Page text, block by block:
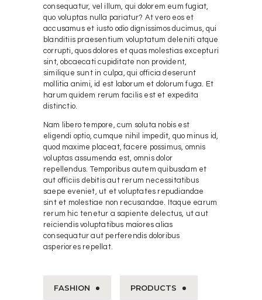
consequatur, vel illum, qui dolorem eum fugiat,
quo voluptas nulla pariatur? At vero eos et
accusamus et iusto odio dignissimos ducimus, qui
blanditiis praesentium voluptatum deleniti atque
corrupti, quos dolores et quas molestias excepturi
sint, obcaecati cupiditate non provident,
similique sunt in culpa, qui officia deserunt
mollitia animi, id est laborum et dolorum fuga. Et
harum quidem rerum facilis est et expedita
distinctio.
Nam libero tempore, cum soluta nobis est
eligendi optio, cumque nihil impedit, quo minus id,
quod maxime placeat, facere possimus, omnis
voluptas assumenda est, omnis dolor
repellendus. Temporibus autem quibusdam et
aut officiis debitis aut rerum necessitatibus
saepe eveniet, ut et voluptates repudiandae
sint et molestiae non recusandae. Itaque earum
rerum hic tenetur a sapiente delectus, ut aut
reiciendis voluptatibus maiores alias
consequatur aut perferendis doloribus
asperiores repellat.
FASHION PRODUCTS